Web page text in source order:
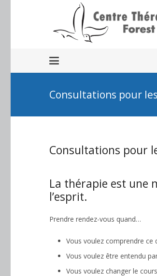
Consultations pour
Consultations pour
La thérapie est une
l’esprit.
Prendre rendez-vous quand…
Vous voulez comprendre ce
Vous voulez être entendu
Vous voulez changer le